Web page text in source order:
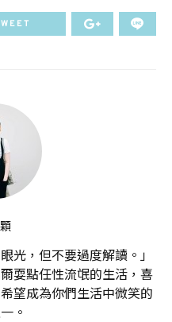
光，但不要過度解讀。」
耍點任性流氓的生活，喜
望成為你們生活中微笑的
。